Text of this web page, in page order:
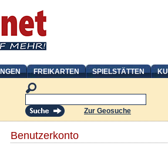
FREIKARTEN SPIELSTÄTTEN
Zur Geosuche
Benutzerkonto